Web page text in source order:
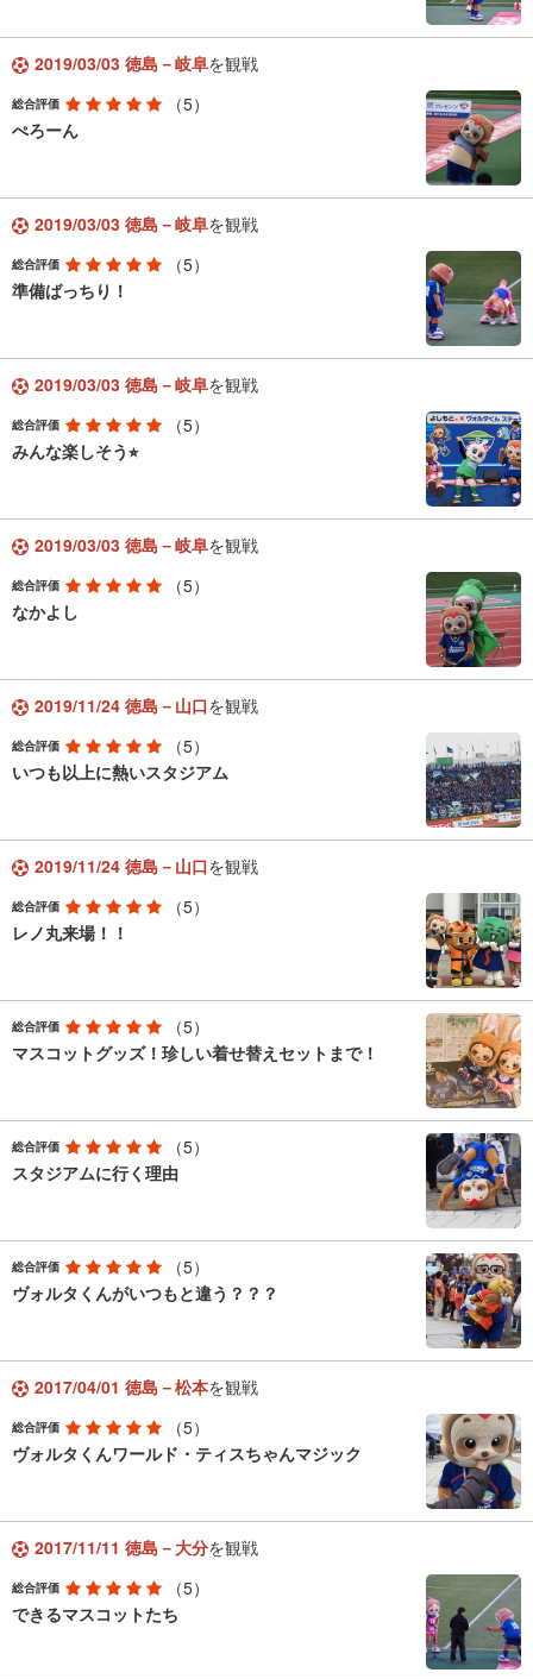
2019/03/03 徳島－岐阜を観戦
総合評価
（5）
ぺろーん
2019/03/03 徳島－岐阜を観戦
総合評価
（5）
準備ばっちり！
2019/03/03 徳島－岐阜を観戦
総合評価
（5）
みんな楽しそう⭐︎
2019/03/03 徳島－岐阜を観戦
総合評価
（5）
なかよし
2019/11/24 徳島－山口を観戦
総合評価
（5）
いつも以上に熱いスタジアム
2019/11/24 徳島－山口を観戦
総合評価
（5）
レノ丸来場！！
総合評価
（5）
マスコットグッズ！珍しい着せ替えセットまで！
総合評価
（5）
スタジアムに行く理由
総合評価
（5）
ヴォルタくんがいつもと違う？？？
2017/04/01 徳島－松本を観戦
総合評価
（5）
ヴォルタくんワールド・ティスちゃんマジック
2017/11/11 徳島－大分を観戦
総合評価
（5）
できるマスコットたち